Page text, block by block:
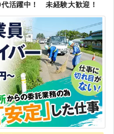
代活躍中！ 未経験大歓迎！